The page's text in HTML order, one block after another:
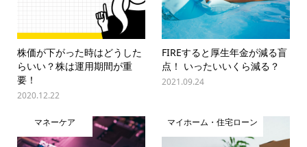
株価が下がった時はどうした
らいい？株は運用期間が重
要！
2020.12.22
FIREすると厚生年金が減る盲
点！ いったいいくら減る？
2021.09.24
マネーケア マイホーム・住宅ローン